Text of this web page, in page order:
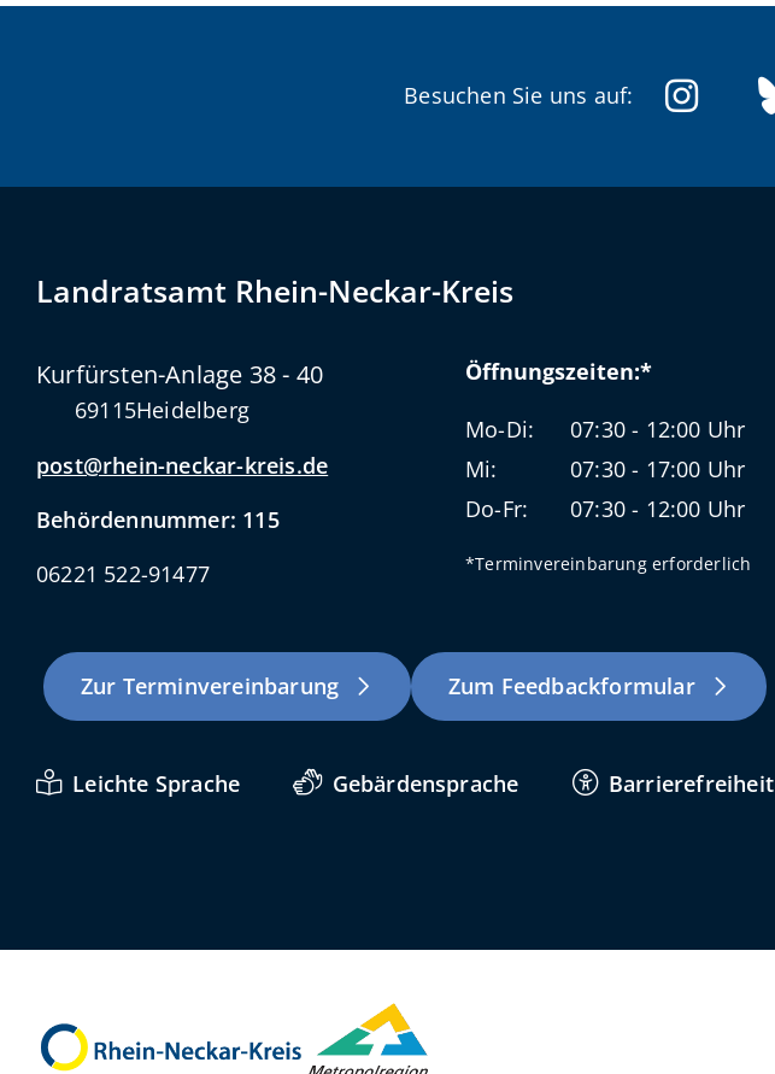
Besuchen Sie uns auf:
Landratsamt Rhein-Neckar-Kreis
Kurfürsten-Anlage 38 - 40
69115Heidelberg
post@rhein-neckar-kreis.de
Behördennummer: 115
06221 522-91477
Öffnungszeiten:*
Mo-Di:
07:30 - 12:00 Uhr
Mi:
07:30 - 17:00 Uhr
Do-Fr:
07:30 - 12:00 Uhr
*Terminvereinbarung erforderlich
Zur Terminvereinbarung Zum Feedbackformular
Leichte Sprache Gebärdensprache Barrierefreiheit